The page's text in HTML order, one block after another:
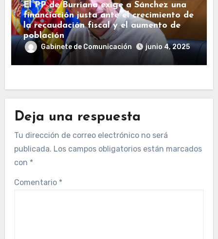
El PP de Burriana exige a Sánchez una
financiación justa ante el crecimiento de
la recaudación fiscal y el aumento de
población
Gabinete de Comunicación junio 4, 2025
Deja una respuesta
Tu dirección de correo electrónico no será
publicada. Los campos obligatorios están marcados
con *
Comentario *